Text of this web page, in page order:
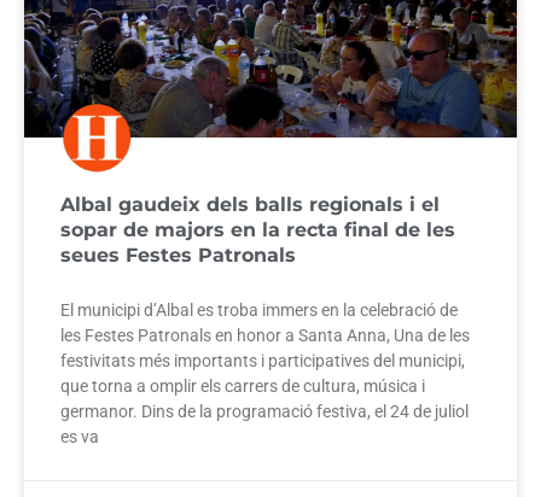
Albal gaudeix dels balls regionals i el
sopar de majors en la recta final de les
seues Festes Patronals
El municipi d’Albal es troba immers en la celebració de
les Festes Patronals en honor a Santa Anna, Una de les
festivitats més importants i participatives del municipi,
que torna a omplir els carrers de cultura, música i
germanor. Dins de la programació festiva, el 24 de juliol
es va